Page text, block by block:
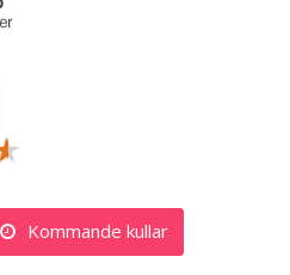
Kommande kullar